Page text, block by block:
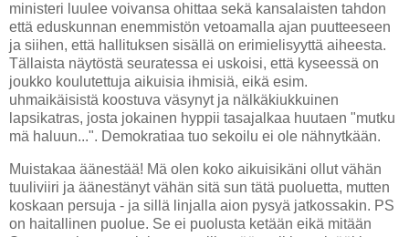
ministeri luulee voivansa ohittaa sekä kansalaisten tahdon
että eduskunnan enemmistön vetoamalla ajan puutteeseen
ja siihen, että hallituksen sisällä on erimielisyyttä aiheesta.
Tällaista näytöstä seuratessa ei uskoisi, että kyseessä on
joukko koulutettuja aikuisia ihmisiä, eikä esim.
uhmaikäisistä koostuva väsynyt ja nälkäkiukkuinen
lapsikatras, josta jokainen hyppii tasajalkaa huutaen "mutku
mä haluun...". Demokratiaa tuo sekoilu ei ole nähnytkään.
Muistakaa äänestää! Mä olen koko aikuisikäni ollut vähän
tuuliviiri ja äänestänyt vähän sitä sun tätä puoluetta, mutten
koskaan persuja - ja sillä linjalla aion pysyä jatkossakin. PS
on haitallinen puolue. Se ei puolusta ketään eikä mitään